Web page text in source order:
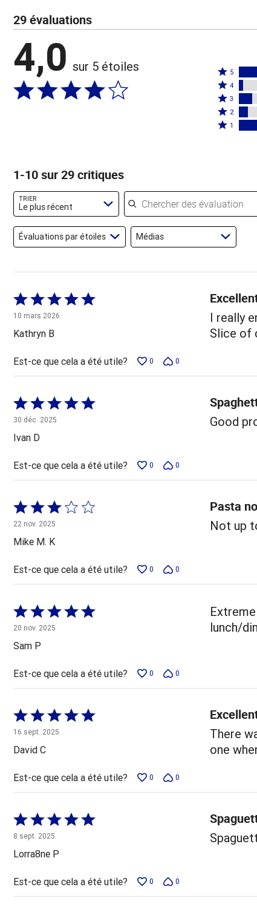
29 évaluations
4,0 sur 5 étoiles
Coté
5
étoiles
par
66 %
5
Coté
4
étoiles
par
4
Coté
3
étoiles
3
Coté
2
2
Coté1
1-10 sur 29 critiques
TRIER
Le plus récent
Chercher des évaluations
Évaluations par étoiles Médias
Coté
5 sur
5
10 mars 2026
Kathryn B
I really
Slice of
Est-ce que cela a été utile? 0 0
Coté
5 sur
5
30 déc. 2025
Ivan D
Good
Est-ce que cela a été utile? 0 0
Coté
3 sur
5
22 nov. 2025
Mike M. K
Pasta
Not up
Est-ce que cela a été utile? 0 0
Coté
5 sur
5
20 nov. 2025
Sam P
lunch/
Est-ce que cela a été utile? 0 0
Coté
5 sur
5
16 sept. 2025
David C
There
one
Est-ce que cela a été utile? 0 0
Coté
5 sur
5
8 sept. 2025
Lorra8ne P
Est-ce que cela a été utile? 0 0